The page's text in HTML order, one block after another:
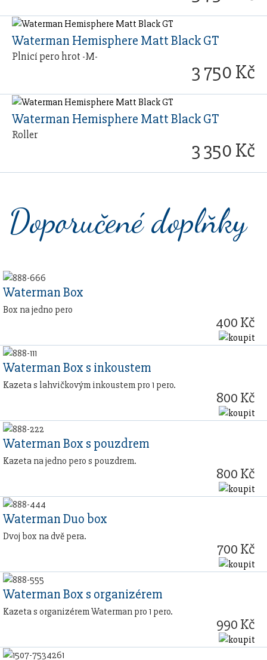
Waterman Hemisphere Matt Black GT
Plnicí pero hrot -M-
3 750 Kč
Waterman Hemisphere Matt Black GT
Roller
3 350 Kč
Doporučené doplňky
Waterman Box
Box na jedno pero
400 Kč
Waterman Box s inkoustem
Kazeta s lahvičkovým inkoustem pro 1 pero.
800 Kč
Waterman Box s pouzdrem
Kazeta na jedno pero s pouzdrem.
800 Kč
Waterman Duo box
Dvoj box na dvě pera.
700 Kč
Waterman Box s organizérem
Kazeta s organizérem Waterman pro 1 pero.
990 Kč